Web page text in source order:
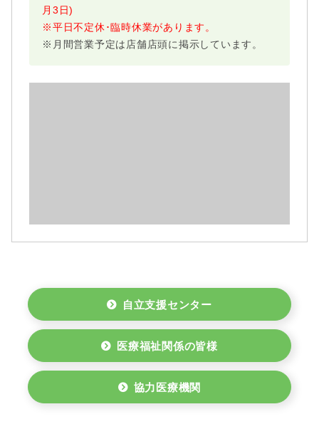
月3日)
※平日不定休･臨時休業があります。
※月間営業予定は店舗店頭に掲示しています。
自立支援センター
医療福祉関係の皆様
協力医療機関